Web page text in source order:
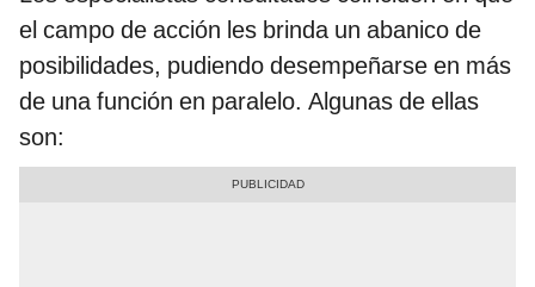
el campo de acción les brinda un abanico de
posibilidades, pudiendo desempeñarse en más
de una función en paralelo. Algunas de ellas
son: